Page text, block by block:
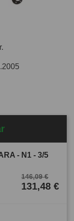
- N1 - 3/5
146,09 €
131,48 €